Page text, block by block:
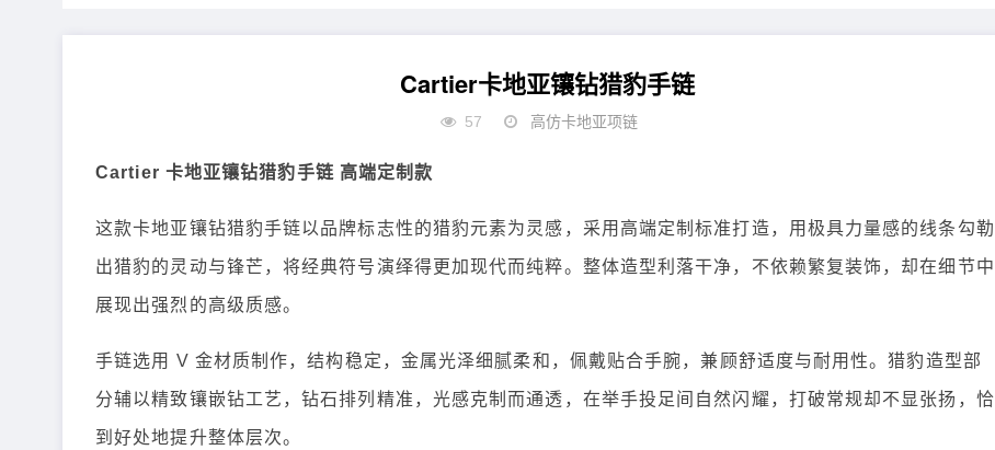
Cartier卡地亚镶钻猎豹手链
57 高仿卡地亚项链
Cartier 卡地亚镶钻猎豹手链 高端定制款
这款卡地亚镶钻猎豹手链以品牌标志性的猎豹元素为灵感，采用高端定制标准打造，用极具力量感的线条勾勒
出猎豹的灵动与锋芒，将经典符号演绎得更加现代而纯粹。整体造型利落干净，不依赖繁复装饰，却在细节中
展现出强烈的高级质感。
手链选用 V 金材质制作，结构稳定，金属光泽细腻柔和，佩戴贴合手腕，兼顾舒适度与耐用性。猎豹造型部
分辅以精致镶嵌钻工艺，钻石排列精准，光感克制而通透，在举手投足间自然闪耀，打破常规却不显张扬，恰
到好处地提升整体层次。